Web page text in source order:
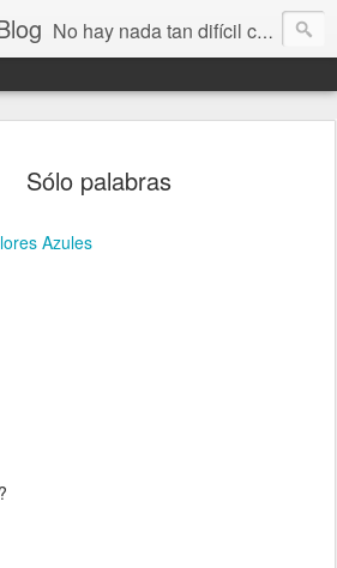
No hay nada tan difícil como no engañarse
Sólo palabras
Azules